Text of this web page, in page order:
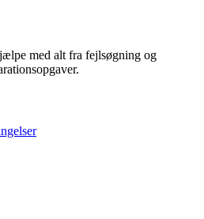
med alt fra fejlsøgning og